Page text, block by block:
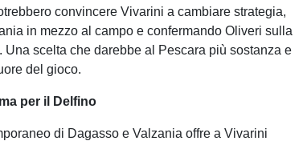
convincere Vivarini a cambiare strategia,
in mezzo al campo e confermando Oliveri sulla
Una scelta che darebbe al Pescara più sostanza e
del gioco.
per il Delfino
di Dagasso e Valzania offre a Vivarini